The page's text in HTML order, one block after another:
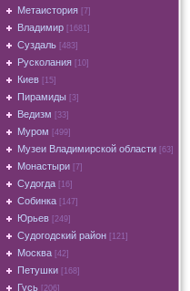
Метаистория [7]
Владимир [1681]
Суздаль [483]
Русколания [10]
Киев [15]
Пирамиды [3]
Ведизм [33]
Муром [499]
Музеи Владимирской области [63]
Монастыри [7]
Судогда [16]
Собинка [147]
Юрьев [249]
Судогодский район [121]
Москва [42]
Петушки [168]
Гусь [206]